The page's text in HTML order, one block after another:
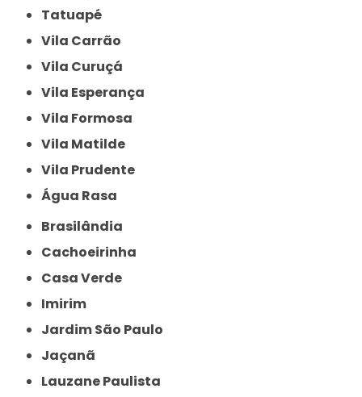
Tatuapé
Vila Carrão
Vila Curuçá
Vila Esperança
Vila Formosa
Vila Matilde
Vila Prudente
Água Rasa
Brasilândia
Cachoeirinha
Casa Verde
Imirim
Jardim São Paulo
Jaçanã
Lauzane Paulista